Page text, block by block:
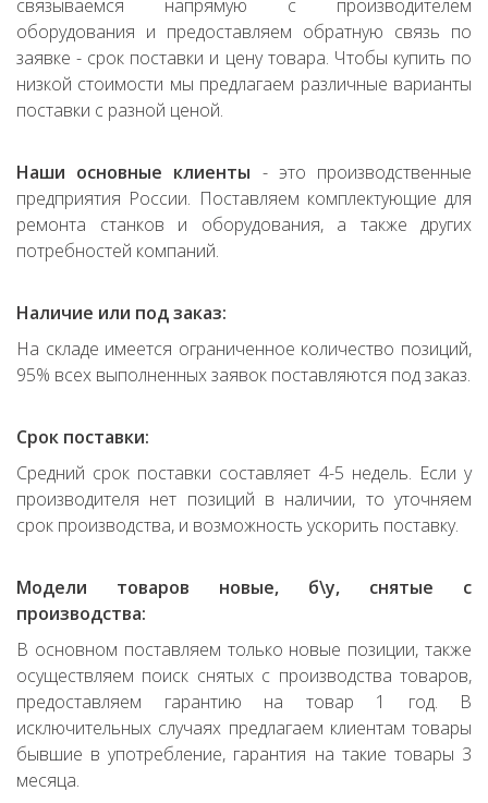
связываемся напрямую с производителем
оборудования и предоставляем обратную связь по
заявке - срок поставки и цену товара. Чтобы купить по
низкой стоимости мы предлагаем различные варианты
поставки с разной ценой.
Наши основные клиенты - это производственные
предприятия России. Поставляем комплектующие для
ремонта станков и оборудования, а также других
потребностей компаний.
Наличие или под заказ:
На складе имеется ограниченное количество позиций,
95% всех выполненных заявок поставляются под заказ.
Срок поставки:
Средний срок поставки составляет 4-5 недель. Если у
производителя нет позиций в наличии, то уточняем
срок производства, и возможность ускорить поставку.
Модели товаров новые, б\у, снятые с
производства:
В основном поставляем только новые позиции, также
осуществляем поиск снятых с производства товаров,
предоставляем гарантию на товар 1 год. В
исключительных случаях предлагаем клиентам товары
бывшие в употребление, гарантия на такие товары 3
месяца.